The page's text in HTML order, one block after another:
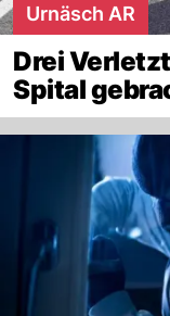
Urnäsch AR
Drei
Spital